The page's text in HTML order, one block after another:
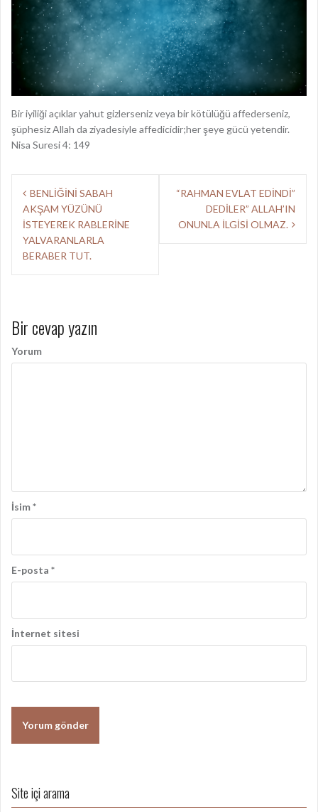
Bir iyiliği açıklar yahut gizlerseniz veya bir kötülüğü affederseniz,
şüphesiz Allah da ziyadesiyle affedicidir;her şeye gücü yetendir.
Nisa Suresi 4: 149
o
l
a
BENLİĞİNİ SABAH
AKŞAM YÜZÜNÜ
İSTEYEREK RABLERİNE
YALVARANLARLA
BERABER TUT.
“RAHMAN EVLAT EDİNDİ”
DEDİLER” ALLAH’IN
ONUNLA İLGİSİ OLMAZ.
Bir cevap yazın
Yorum
İsim*
E-posta *
İnternet sitesi
Site içi arama